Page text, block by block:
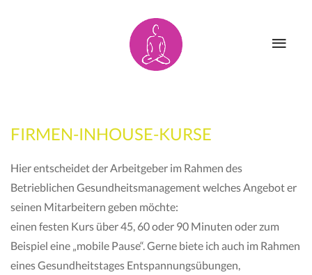
ÜBER MICH
AKTUELLES
AYURYOGA
FIRMEN-INHOUSE-KURSE
Hier entscheidet der Arbeitgeber im Rahmen des
Betrieblichen Gesundheitsmanagement welches Angebot er
seinen Mitarbeitern geben möchte:
einen festen Kurs über 45, 60 oder 90 Minuten oder zum
Beispiel eine „mobile Pause“. Gerne biete ich auch im Rahmen
eines Gesundheitstages Entspannungsübungen,